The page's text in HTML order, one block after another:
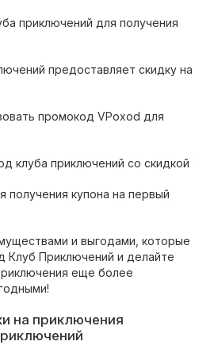
приключений для получения
предоставляет скидку на
промокод VPoxod для
клуба приключений со скидкой
купона на первый
и выгодами, которые
Клуб Приключений и делайте
еще более
на приключения